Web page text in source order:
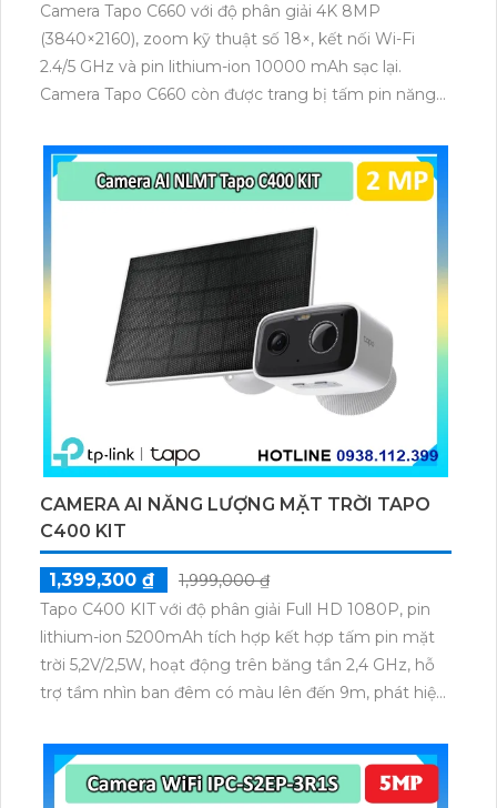
Camera Tapo C660 với độ phân giải 4K 8MP
(3840×2160), zoom kỹ thuật số 18×, kết nối Wi-Fi
2.4/5 GHz và pin lithium-ion 10000 mAh sạc lại.
Camera Tapo C660 còn được trang bị tấm pin năng
thú cưng, phương tiện, lưu trữ thẻ microSD tối đa 512
GB.
CAMERA AI NĂNG LƯỢNG MẶT TRỜI TAPO
C400 KIT
1,399,300 ₫
1,999,000 ₫
Tapo C400 KIT với độ phân giải Full HD 1080P, pin
lithium-ion 5200mAh tích hợp kết hợp tấm pin mặt
trời 5,2V/2,5W, hoạt động trên băng tần 2,4 GHz, hỗ
trợ tầm nhìn ban đêm có màu lên đến 9m, phát hiện
dữ liệu qua thẻ microSD lên đến 512GB.